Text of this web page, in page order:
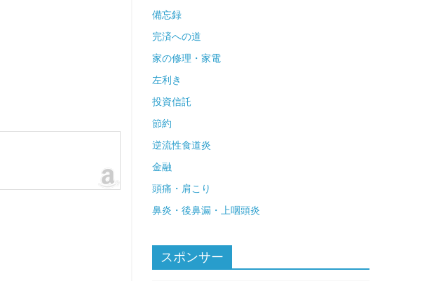
備忘録
完済への道
家の修理・家電
左利き
投資信託
節約
逆流性食道炎
金融
頭痛・肩こり
鼻炎・後鼻漏・上咽頭炎
スポンサー